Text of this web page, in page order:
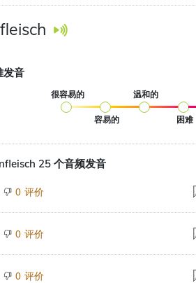
发音
很容易的
容易的
温和的
困难
25 个音频发音
0 评价
0 评价
0 评价